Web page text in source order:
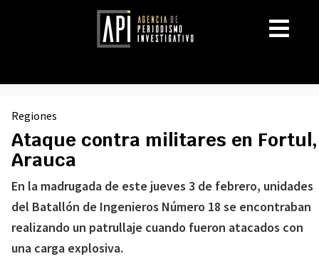
Regiones
Ataque contra militares en Fortul,
Arauca
En la madrugada de este jueves 3 de febrero, unidades
del Batallón de Ingenieros Número 18 se encontraban
realizando un patrullaje cuando fueron atacados con
una carga explosiva.